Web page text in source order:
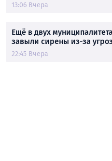
13:06 Вчера
Ещё в двух
завыли сирены из-за
22:45 Вчера